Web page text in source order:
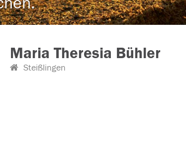
Maria Theresia Bühler
Steißlingen